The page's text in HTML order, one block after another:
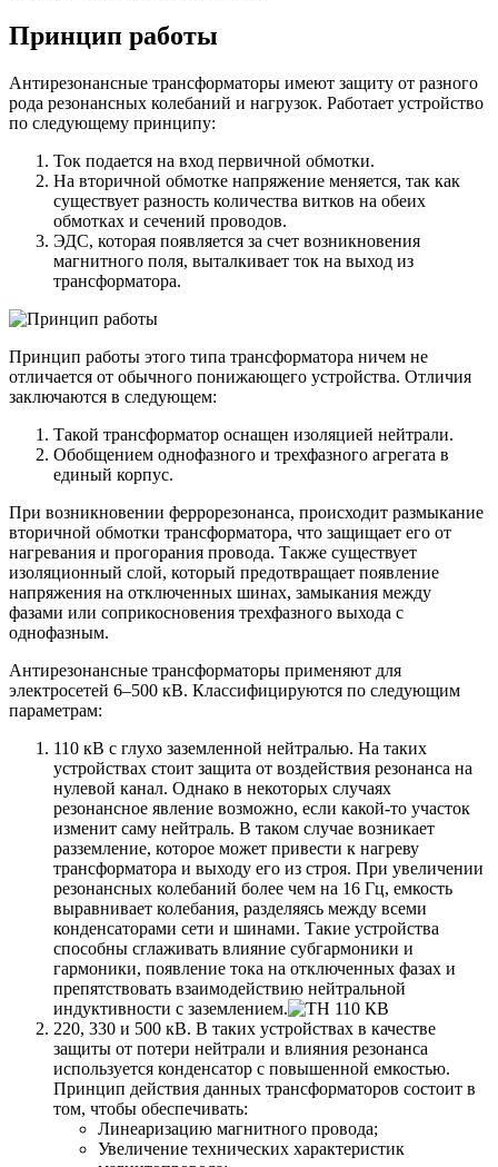
Принцип работы
Антирезонансные трансформаторы имеют защиту от разного
рода резонансных колебаний и нагрузок. Работает устройство
по следующему принципу:
Ток подается на вход первичной обмотки.
На вторичной обмотке напряжение меняется, так как
существует разность количества витков на обеих
обмотках и сечений проводов.
ЭДС, которая появляется за счет возникновения
магнитного поля, выталкивает ток на выход из
трансформатора.
Принцип работы этого типа трансформатора ничем не
отличается от обычного понижающего устройства. Отличия
заключаются в следующем:
Такой трансформатор оснащен изоляцией нейтрали.
Обобщением однофазного и трехфазного агрегата в
единый корпус.
При возникновении феррорезонанса, происходит размыкание
вторичной обмотки трансформатора, что защищает его от
нагревания и прогорания провода. Также существует
изоляционный слой, который предотвращает появление
напряжения на отключенных шинах, замыкания между
фазами или соприкосновения трехфазного выхода с
однофазным.
Антирезонансные трансформаторы применяют для
электросетей 6–500 кВ. Классифицируются по следующим
параметрам:
110 кВ с глухо заземленной нейтралью. На таких
устройствах стоит защита от воздействия резонанса на
нулевой канал. Однако в некоторых случаях
резонансное явление возможно, если какой-то участок
изменит саму нейтраль. В таком случае возникает
разземление, которое может привести к нагреву
трансформатора и выходу его из строя. При увеличении
резонансных колебаний более чем на 16 Гц, емкость
выравнивает колебания, разделяясь между всеми
конденсаторами сети и шинами. Такие устройства
способны сглаживать влияние субгармоники и
гармоники, появление тока на отключенных фазах и
препятствовать взаимодействию нейтральной
индуктивности с заземлением.
220, 330 и 500 кВ. В таких устройствах в качестве
защиты от потери нейтрали и влияния резонанса
используется конденсатор с повышенной емкостью.
Принцип действия данных трансформаторов состоит в
том, чтобы обеспечивать:
Линеаризацию магнитного провода;
Увеличение технических характеристик